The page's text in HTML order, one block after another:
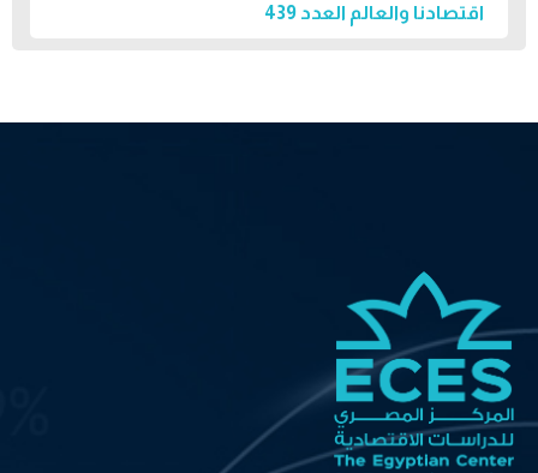
اقتصادنا والعالم العدد 439